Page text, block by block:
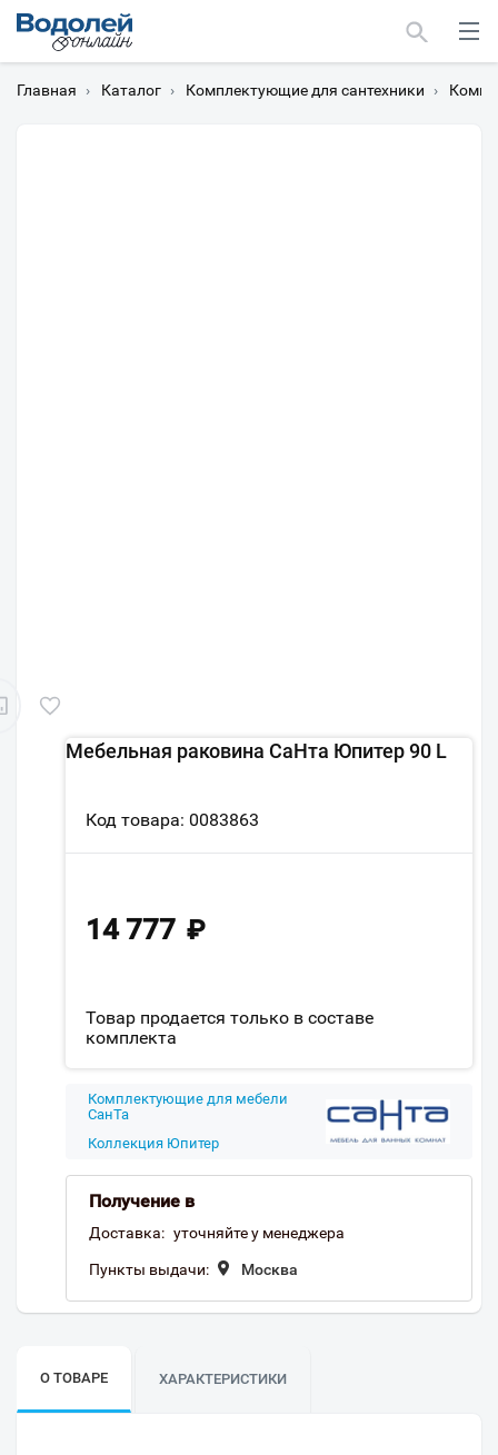
Главная › Каталог › Комплектующие для сантехники ›
Мебельная раковина СаНта Юпитер 90 L
Код товара: 0083863
14 777 ₽
Товар продается только в составе
комплекта
Комплектующие для мебели
СанТа
Коллекция Юпитер
Получение в
Доставка: уточняйте у менеджера
Пункты выдачи: Москва
О ТОВАРЕ ХАРАКТЕРИСТИКИ